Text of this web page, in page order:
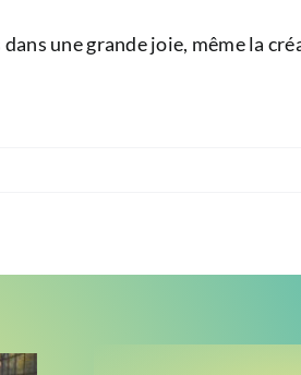
une grande joie, même la